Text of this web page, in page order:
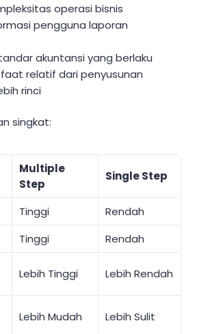
operasi bisnis
pengguna laporan
akuntansi yang berlaku
relatif dari penyusunan
rinci
singkat:
Multiple
Step
Single Step
Tinggi
Rendah
Tinggi
Rendah
Lebih Tinggi Lebih Rendah
Lebih Mudah Lebih Sulit